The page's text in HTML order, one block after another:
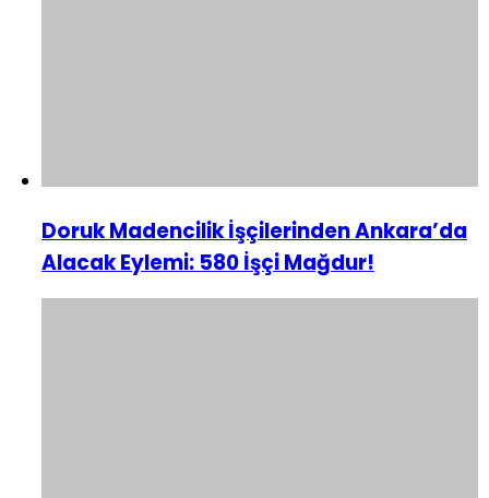
Doruk Madencilik İşçilerinden Ankara’da
Alacak Eylemi: 580 İşçi Mağdur!